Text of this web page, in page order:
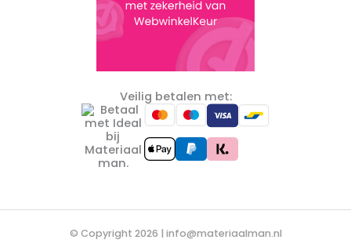
Veilig betalen met:
© Copyright 2026 | info@materiaalman.nl